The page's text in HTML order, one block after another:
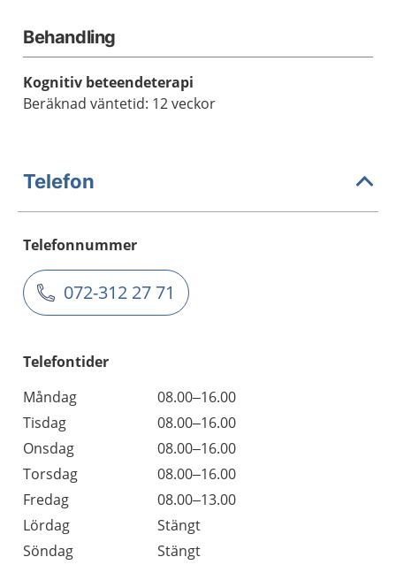
Behandling
Kognitiv beteendeterapi
Beräknad väntetid: 12 veckor
Telefon
Telefonnummer
072-312 27 71
Telefontider
Måndag
08.00–16.00
Tisdag
08.00–16.00
Onsdag
08.00–16.00
Torsdag
08.00–16.00
Fredag
08.00–13.00
Lördag
Stängt
Söndag
Stängt